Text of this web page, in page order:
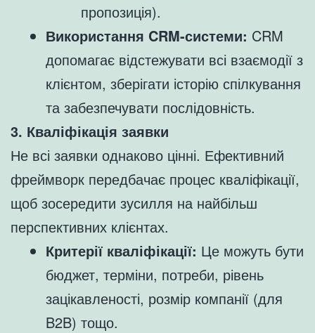
пропозиція).
Використання CRM-системи: CRM
допомагає відстежувати всі взаємодії з
клієнтом, зберігати історію спілкування
та забезпечувати послідовність.
3. Кваліфікація заявки
Не всі заявки однаково цінні. Ефективний
фреймворк передбачає процес кваліфікації,
щоб зосередити зусилля на найбільш
перспективних клієнтах.
Критерії кваліфікації: Це можуть бути
бюджет, терміни, потреби, рівень
зацікавленості, розмір компанії (для
B2B) тощо.